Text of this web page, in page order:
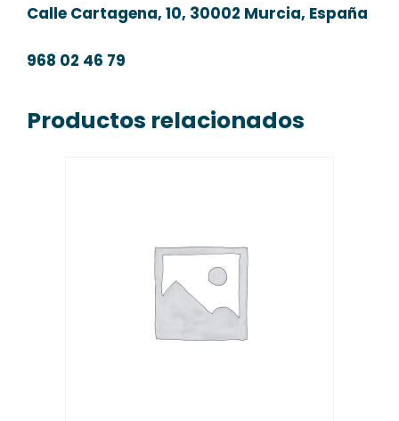
Calle Cartagena, 10, 30002 Murcia, España
968 02 46 79
Productos relacionados